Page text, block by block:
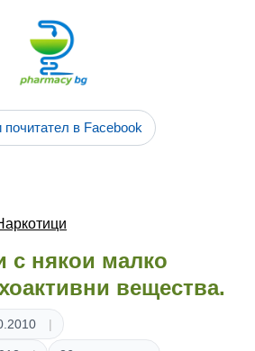
почитател в Facebook
с някои малко
вещества.